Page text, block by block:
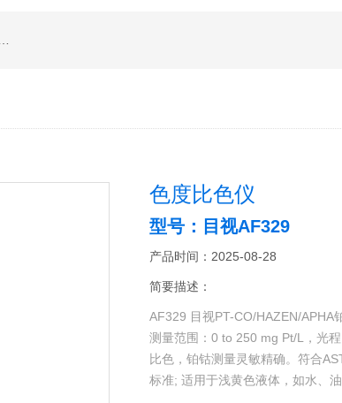
色度比色仪
型号：目视AF329
产品时间：2025-08-28
简要描述：
AF329 目视PT-CO/HAZEN/APHA
测量范围：0 to 250 mg Pt/L，光
比色，铂钴测量灵敏精确。符合
标准; 适用于浅黄色液体，如水、